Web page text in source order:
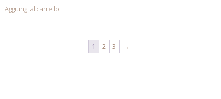
Aggiungi al carrello
1 2 3 →